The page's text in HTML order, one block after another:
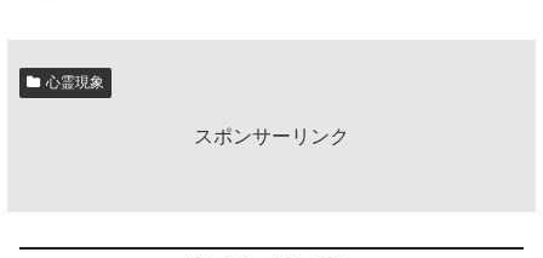
心霊現象
スポンサーリンク